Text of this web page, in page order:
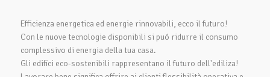
Efficienza energetica ed energie rinnovabili, ecco il futuro!
Con le nuove tecnologie disponibili si puó ridurre il consumo
complessivo di energia della tua casa.
Gli edifici eco-sostenibili rappresentano il futuro dell'ediliza!